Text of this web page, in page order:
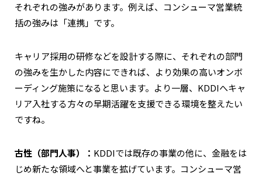
それぞれの強みがあります。例えば、コンシューマ営業統
括の強みは「連携」です。
キャリア採用の研修などを設計する際に、それぞれの部門
の強みを生かした内容にできれば、より効果の高いオンボ
ーディング施策になると思います。より一層、KDDIへキャ
リア入社する方々の早期活躍を支援できる環境を整えたい
ですね。
古性（部門人事）： KDDIでは既存の事業の他に、金融をは
じめ新たな領域へと事業を拡げています。コンシューマ営